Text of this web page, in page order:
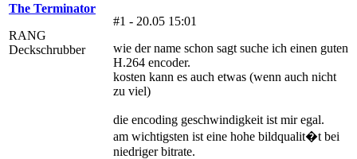
The Terminator
RANG
Deckschrubber
#1 - 20.05 15:01
wie der name schon sagt suche ich einen guten
H.264 encoder.
kosten kann es auch etwas (wenn auch nicht
zu viel)
die encoding geschwindigkeit ist mir egal.
am wichtigsten ist eine hohe bildqualit�t bei
niedriger bitrate.